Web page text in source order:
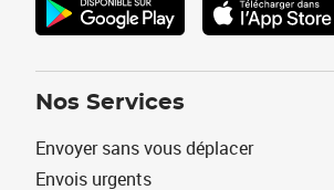
Nos Services
Envoyer sans vous déplacer
Envois urgents